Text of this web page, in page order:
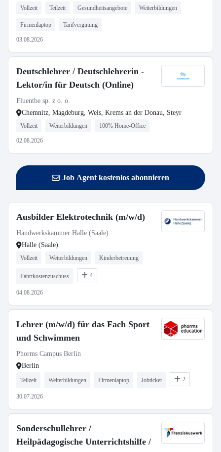
Vollzeit Teilzeit Gesundheitsangebote Weiterbildungen
Firmenlaptop Tarifvergütung
03.08.2026
Deutschlehrer / Deutschlehrerin -
Lektor/in für Deutsch (Online)
Fluentbe sp. z o. o.
Chemnitz, Magdeburg, Wels, Krems an der Donau, Steyr
Vollzeit Weiterbildungen 100% Home-Office
02.08.2026
Job Agent kostenlos abonnieren
Ausbilder Elektrotechnik (m/w/d)
Handwerkskammer Halle (Saale)
Halle (Saale)
Vollzeit Weiterbildungen Kinderbetreuung
Fahrtkostenzuschuss 4
04.08.2026
Lehrer (m/w/d) für das Fach Sport
und Schwimmen
Phorms Campus Berlin
Berlin
Teilzeit Weiterbildungen Firmenlaptop Jobticket 2
30.07.2026
Sonderschullehrer /
Heilpädagogische Unterrichtshilfe /